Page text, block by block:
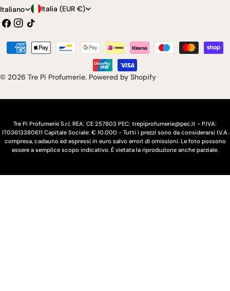
L
i
n
u
Italiano
P
a
e
s
e
e
g
o
Italia (EUR €)
Facebook
Instagram
Tic
© 2026 Tre Pi Profumerie. Powered by Shopify
Modalità
Tre Pi Profumerie S.r.l. REA: CE 257803 PEC: trepiprofumerie@pec.it - P.IVA:
IT03613380611 Capitale Sociale: € 10.000 - Tutti i prezzi sono da considerarsi I.V.A.
compresa, cadauno ed espressi in euro salvo errori di omissioni. Le foto possono
essere a semplice scopo indicativo. È vietata la riproduzione anche parziale.